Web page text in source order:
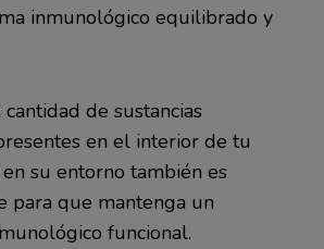
inmunológico equilibrado y
de sustancias
en el interior de tu
su entorno también es
para que mantenga un
funcional.